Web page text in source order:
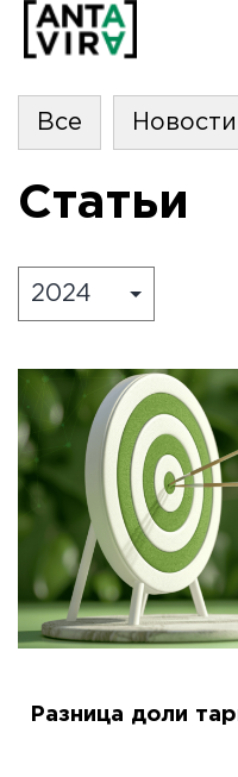
Все Новости
Статьи
Разница доли